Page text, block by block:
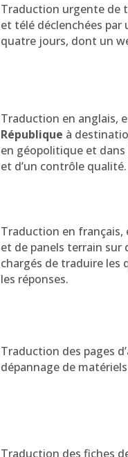
Traduction urgente de
et télé déclenchées
quatre jours, dont un
Traduction en anglais,
République à
en géopolitique et dans
et d’un contrôle qualité.
Traduction en français,
et de panels terrain
chargés de traduire les
les réponses.
Traduction des pages
dépannage de
Traduction des fiches